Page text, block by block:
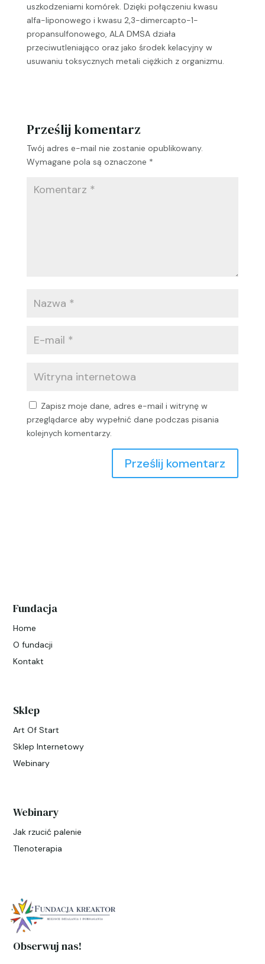
uszkodzeniami komórek. Dzięki połączeniu kwasu
alfa-liponowego i kwasu 2,3-dimercapto-1-
propansulfonowego, ALA DMSA działa
przeciwutleniająco oraz jako środek kelacyjny w
usuwaniu toksycznych metali ciężkich z organizmu.
Prześlij komentarz
Twój adres e-mail nie zostanie opublikowany.
Wymagane pola są oznaczone *
Zapisz moje dane, adres e-mail i witrynę w
przeglądarce aby wypełnić dane podczas pisania
kolejnych komentarzy.
Fundacja
Home
O fundacji
Kontakt
Sklep
Art Of Start
Sklep Internetowy
Webinary
Webinary
Jak rzucić palenie
Tlenoterapia
Obserwuj nas!